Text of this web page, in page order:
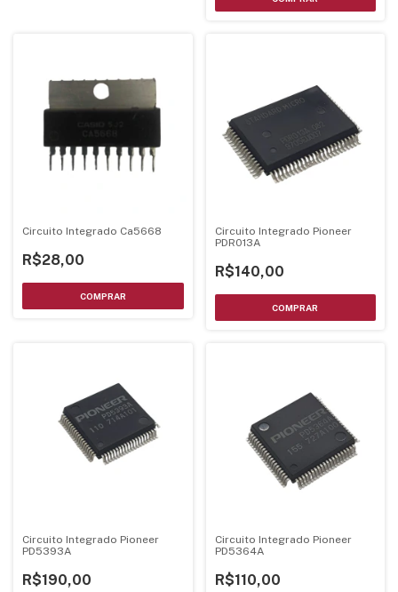
Circuito Integrado Ca5668
R$28,00
Circuito Integrado Pioneer
PDR013A
R$140,00
Circuito Integrado Pioneer
PD5393A
R$190,00
Circuito Integrado Pioneer
PD5364A
R$110,00